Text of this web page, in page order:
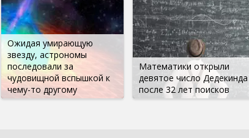
Ожидая умирающую
звезду, астрономы
последовали за
чудовищной вспышкой к
чему-то другому
Математики открыли
девятое число Дедекинда
после 32 лет поисков